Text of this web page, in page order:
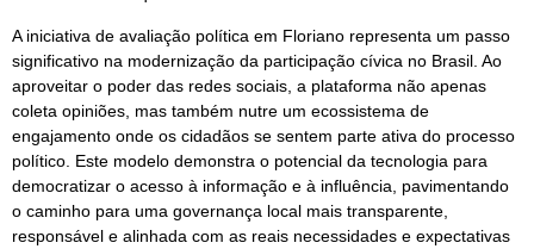
A iniciativa de avaliação política em Floriano representa um passo
significativo na modernização da participação cívica no Brasil. Ao
aproveitar o poder das redes sociais, a plataforma não apenas
coleta opiniões, mas também nutre um ecossistema de
engajamento onde os cidadãos se sentem parte ativa do processo
político. Este modelo demonstra o potencial da tecnologia para
democratizar o acesso à informação e à influência, pavimentando
o caminho para uma governança local mais transparente,
responsável e alinhada com as reais necessidades e expectativas